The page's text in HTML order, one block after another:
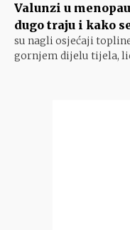
Valunzi u
dugo traju i kako
su nagli osjećaji
gornjem dijelu tijela,